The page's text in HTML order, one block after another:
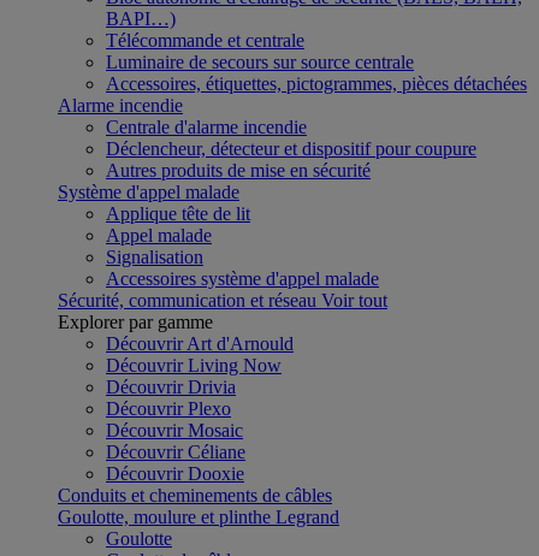
BAPI…)
Télécommande et centrale
Luminaire de secours sur source centrale
Accessoires, étiquettes, pictogrammes, pièces détachées
Alarme incendie
Centrale d'alarme incendie
Déclencheur, détecteur et dispositif pour coupure
Autres produits de mise en sécurité
Système d'appel malade
Applique tête de lit
Appel malade
Signalisation
Accessoires système d'appel malade
Sécurité, communication et réseau Voir tout
Explorer par gamme
Découvrir Art d'Arnould
Découvrir Living Now
Découvrir Drivia
Découvrir Plexo
Découvrir Mosaic
Découvrir Céliane
Découvrir Dooxie
Conduits et cheminements de câbles
Goulotte, moulure et plinthe Legrand
Goulotte